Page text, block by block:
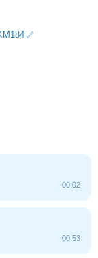
00:02
00:53